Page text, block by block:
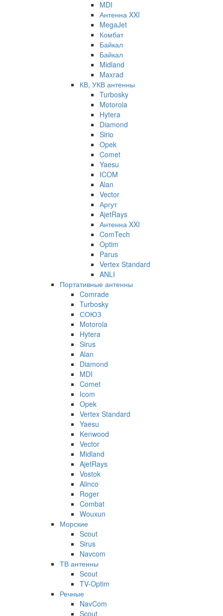
MDI
Антенна XXI
MegaJet
Комбат
Байкал
Байкал
Midland
Maxrad
КВ, УКВ антенны
Turbosky
Motorola
Hytera
Diamond
Sirio
Opek
Comet
Yaesu
ICOM
Alan
Vector
Аргут
AjetRays
Антенна XXI
ComTech
Optim
Parus
Vertex Standard
ANLI
Портативные антенны
Comrade
Turbosky
СОЮЗ
Motorola
Hytera
Sirus
Alan
Diamond
MDI
Comet
Icom
Opek
Vertex Standard
Yaesu
Kenwood
Vector
Midland
AjetRays
Vostok
Alinco
Roger
Combat
Wouxun
Морские
Scout
Sirus
Navcom
ТВ антенны
Scout
TV-Optim
Речные
NavCom
Scout